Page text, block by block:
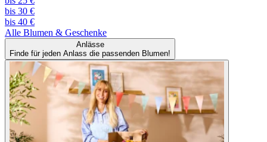
bis 30 €
bis 40 €
Alle Blumen & Geschenke
Anlässe
Finde für jeden Anlass die passenden Blumen!